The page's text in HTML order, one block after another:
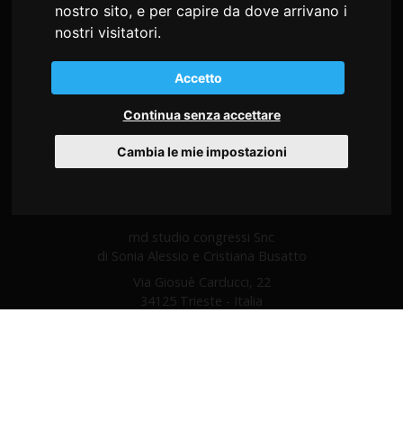
nostro sito, e per capire da dove arrivano i
nostri visitatori.
Accetto
Continua senza accettare
Cambia le mie impostazioni
md studio congressi Snc
di Sonia Alessio e Cristiana Busatto
Via Giosuè Carducci, 22
34125 Trieste - Italia